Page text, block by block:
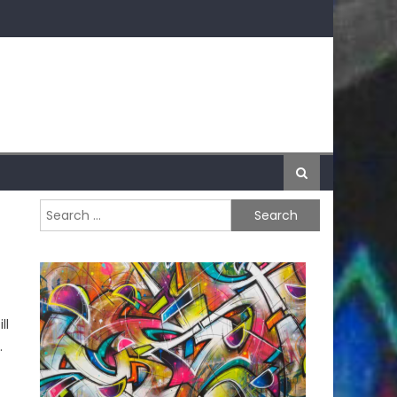
Search for: